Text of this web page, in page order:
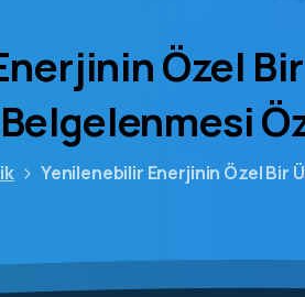
Özel Bir
Belgelenmesi
Yenilenebilir Enerjinin Özel Bir